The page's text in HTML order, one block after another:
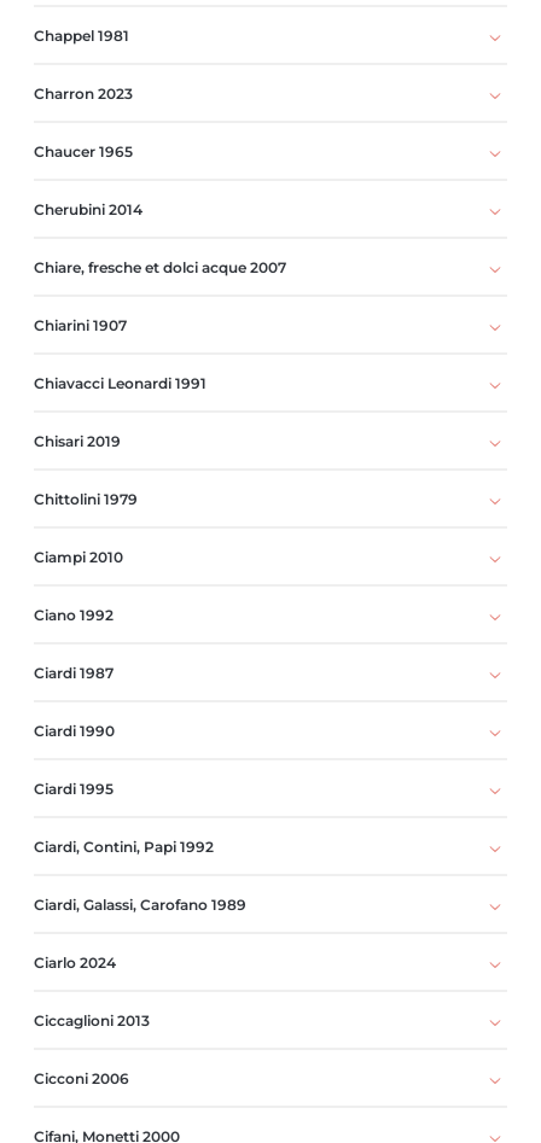
Chappel 1981
Charron 2023
Chaucer 1965
Cherubini 2014
Chiare, fresche et dolci acque 2007
Chiarini 1907
Chiavacci Leonardi 1991
Chisari 2019
Chittolini 1979
Ciampi 2010
Ciano 1992
Ciardi 1987
Ciardi 1990
Ciardi 1995
Ciardi, Contini, Papi 1992
Ciardi, Galassi, Carofano 1989
Ciarlo 2024
Ciccaglioni 2013
Cicconi 2006
Cifani, Monetti 2000